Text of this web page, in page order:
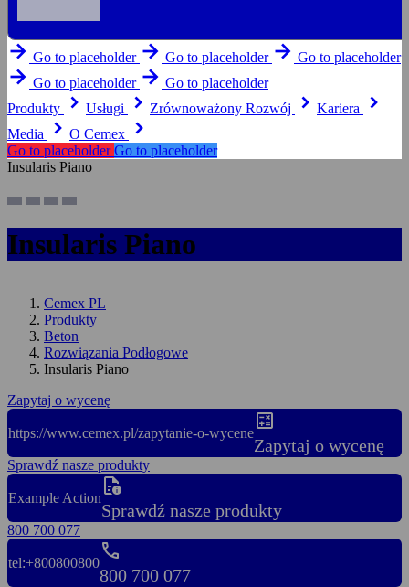
arrow_forward Go to placeholder arrow_forward Go to placeholder arrow_forward Go to placeholder
arrow_forward Go to placeholder arrow_forward Go to placeholder
Produkty
keyboard_arrow_right Usługi keyboard_arrow_right Zrównoważony Rozwój keyboard_arrow_right Kariera keyboard_arrow_right
Media keyboard_arrow_right O Cemex keyboard_arrow_right
Go to placeholderGo to placeholder
Insularis Piano
Insularis Piano
Cemex PL
Produkty
Beton
Rozwiązania Podłogowe
Insularis Piano
Zapytaj o wycenę
https://www.cemex.pl/zapytanie-o-wycenecalculate
Zapytaj o wycenę
Sprawdź nasze produkty
Example Action quick_reference
Sprawdź nasze produkty
800 700 077
tel:+800800800phone
800 700 077